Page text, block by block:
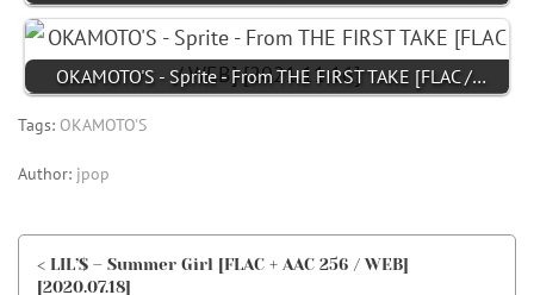
OKAMOTO'S - Sprite - From THE FIRST TAKE [FLAC /…
Tags: OKAMOTO'S
Author: jpop
< LIL’$ – Summer Girl [FLAC + AAC 256 / WEB]
[2020.07.18]